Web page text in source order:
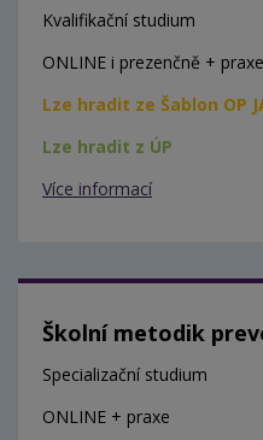
Kvalifikační studium
ONLINE i prezenčně + praxe
Lze hradit ze Šablon OP
Lze hradit z ÚP
Více informací
Školní metodik
Specializační studium
ONLINE + praxe